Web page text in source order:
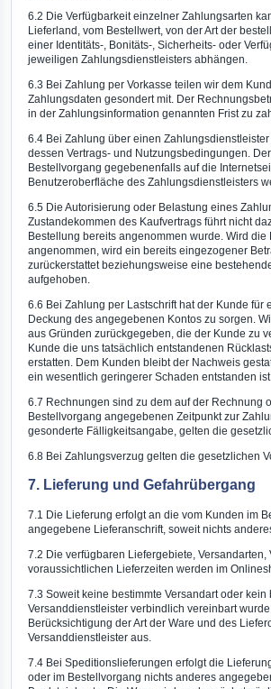
6.2 Die Verfügbarkeit einzelner Zahlungsarten
Lieferland, vom Bestellwert, von der Art der
einer Identitäts-, Bonitäts-, Sicherheits- oder
jeweiligen Zahlungsdienstleisters abhängen.
6.3 Bei Zahlung per Vorkasse teilen wir dem
Zahlungsdaten gesondert mit. Der
in der Zahlungsinformation genannten Frist zu
6.4 Bei Zahlung über einen
dessen Vertrags- und Nutzungsbedingungen.
Bestellvorgang gegebenenfalls auf die
Benutzeroberfläche des Zahlungsdienstleisters
6.5 Die Autorisierung oder Belastung eines
Zustandekommen des Kaufvertrags führt nicht
Bestellung bereits angenommen wurde. Wird die
angenommen, wird ein bereits eingezogener
zurückerstattet beziehungsweise eine
aufgehoben.
6.6 Bei Zahlung per Lastschrift hat der Kunde für
Deckung des angegebenen Kontos zu sorgen.
aus Gründen zurückgegeben, die der Kunde zu
Kunde die uns tatsächlich entstandenen
erstatten. Dem Kunden bleibt der Nachweis
ein wesentlich geringerer Schaden entstanden
6.7 Rechnungen sind zu dem auf der Rechnung
Bestellvorgang angegebenen Zeitpunkt zur
gesonderte Fälligkeitsangabe, gelten die
6.8 Bei Zahlungsverzug gelten die gesetzlichen
7. Lieferung und Gefahrübergang
7.1 Die Lieferung erfolgt an die vom Kunden im
angegebene Lieferanschrift, soweit nichts
7.2 Die verfügbaren Liefergebiete, Versandarten,
voraussichtlichen Lieferzeiten werden im
7.3 Soweit keine bestimmte Versandart oder kein
Versanddienstleister verbindlich vereinbart
Berücksichtigung der Art der Ware und des
Versanddienstleister aus.
7.4 Bei Speditionslieferungen erfolgt die
oder im Bestellvorgang nichts anderes